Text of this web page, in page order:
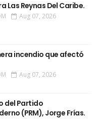
Las Reynas Del Caribe.
Aug 07, 2026
incendio que afectó
Aug 07, 2026
del Partido
(PRM), Jorge Frías.